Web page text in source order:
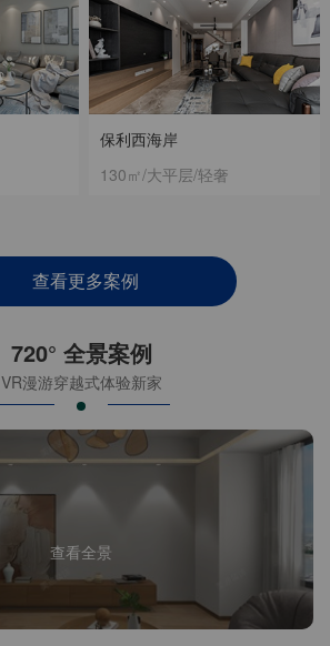
保利西海岸
130㎡/大平层/轻奢
查看更多案例
720° 全景案例
VR漫游穿越式体验新家
查看全景